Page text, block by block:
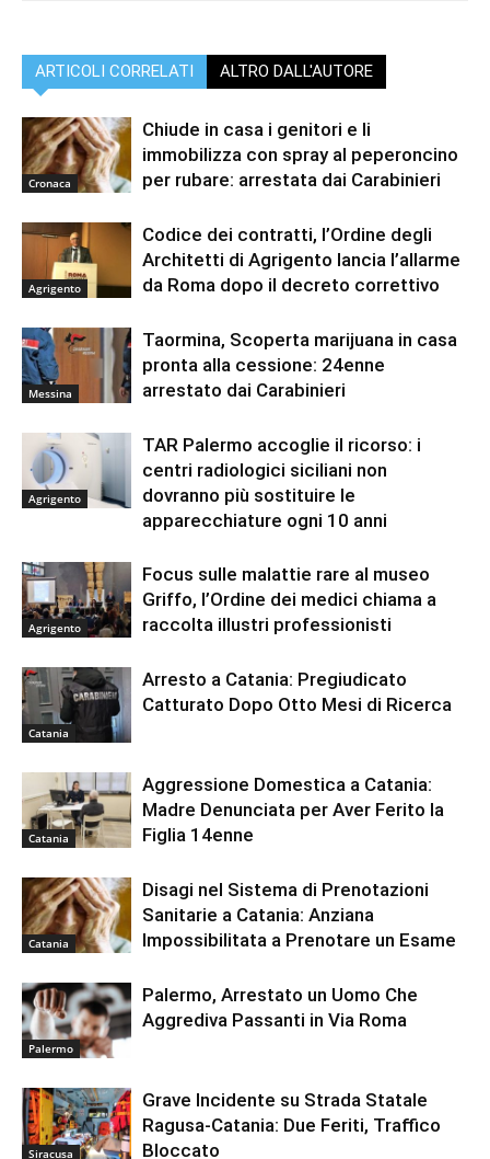
ARTICOLI CORRELATI ALTRO DALL'AUTORE
Cronaca
Chiude in casa i genitori e li
immobilizza con spray al peperoncino
per rubare: arrestata dai Carabinieri
Agrigento
Codice dei contratti, l’Ordine degli
Architetti di Agrigento lancia l’allarme
da Roma dopo il decreto correttivo
Messina
Taormina, Scoperta marijuana in casa
pronta alla cessione: 24enne
arrestato dai Carabinieri
Agrigento
TAR Palermo accoglie il ricorso: i
centri radiologici siciliani non
dovranno più sostituire le
apparecchiature ogni 10 anni
Agrigento
Focus sulle malattie rare al museo
Griffo, l’Ordine dei medici chiama a
raccolta illustri professionisti
Catania
Arresto a Catania: Pregiudicato
Catturato Dopo Otto Mesi di Ricerca
Catania
Aggressione Domestica a Catania:
Madre Denunciata per Aver Ferito la
Figlia 14enne
Catania
Disagi nel Sistema di Prenotazioni
Sanitarie a Catania: Anziana
Impossibilitata a Prenotare un Esame
Palermo
Palermo, Arrestato un Uomo Che
Aggrediva Passanti in Via Roma
Siracusa
Grave Incidente su Strada Statale
Ragusa-Catania: Due Feriti, Traffico
Bloccato